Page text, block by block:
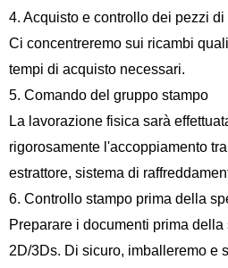
4. Acquisto e controllo dei pezzi
Ci concentreremo sui ricambi
tempi di acquisto necessari.
5. Comando del gruppo stampo
La lavorazione fisica sarà
rigorosamente l'accoppiamento
estrattore, sistema di
6. Controllo stampo prima della
Preparare i documenti prima
2D/3Ds. Di sicuro, imballeremo e